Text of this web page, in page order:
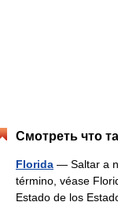
Смотреть что
Florida — Saltar a
término, véase
Estado de los